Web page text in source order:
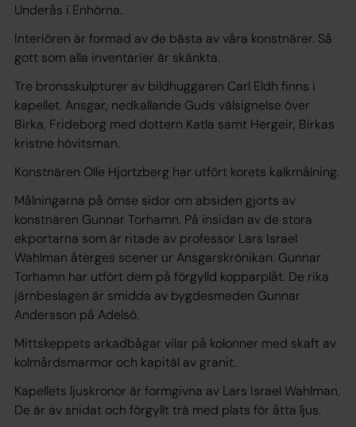
Underås i Enhörna.
Interiören är formad av de bästa av våra konstnärer. Så
gott som alla inventarier är skänkta.
Tre bronsskulpturer av bildhuggaren Carl Eldh finns i
kapellet. Ansgar, nedkallande Guds välsignelse över
Birka, Frideborg med dottern Katla samt Hergeir, Birkas
kristne hövitsman.
Konstnären Olle Hjortzberg har utfört korets kalkmålning.
Målningarna på ömse sidor om absiden gjorts av
konstnären Gunnar Torhamn. På insidan av de stora
ekportarna som är ritade av professor Lars Israel
Wahlman återges scener ur Ansgarskrönikan. Gunnar
Torhamn har utfört dem på förgylld kopparplåt. De rika
järnbeslagen är smidda av bygdesmeden Gunnar
Andersson på Adelsö.
Mittskeppets arkadbågar vilar på kolonner med skaft av
kolmårdsmarmor och kapitäl av granit.
Kapellets ljuskronor är formgivna av Lars Israel Wahlman.
De är av snidat och förgyllt trä med plats för åtta ljus.